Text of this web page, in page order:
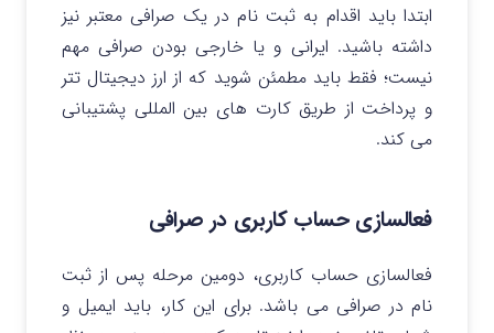
ابتدا باید اقدام به ثبت نام در یک صرافی معتبر نیز
داشته باشید. ایرانی و یا خارجی بودن صرافی مهم
نیست؛ فقط باید مطمئن شوید که از ارز دیجیتال تتر
و پرداخت از طریق کارت های بین المللی پشتیبانی
می کند.
فعالسازی حساب کاربری در صرافی
فعالسازی حساب کاربری، دومین مرحله پس از ثبت
نام در صرافی می باشد. برای این کار، باید ایمیل و